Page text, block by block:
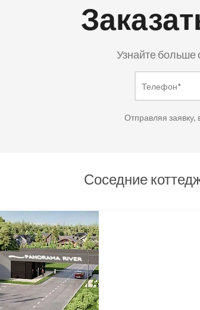
Узнайте больше
Отправляя заявку,
Соседние